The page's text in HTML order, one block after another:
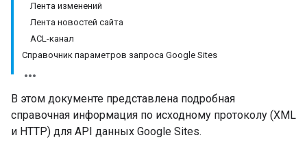
Лента изменений
Лента новостей сайта
ACL-канал
Справочник параметров запроса Google Sites
В этом документе представлена ​​подробная
справочная информация по исходному протоколу (XML
и HTTP) для API данных Google Sites.